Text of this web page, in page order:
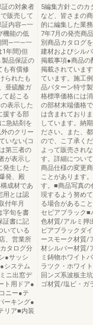
の対象者
販売して
証内容―一
機能の低
間―一―一
1年間)但
製品保証の
も有償修
られたも
亜硫酸ガ
て起こる
表示した
援する部
急結剤を
のクリー
いない(コ
第三者の
が表示し
発生した
発、殿
成材であ
用とは認
付年月
字旬を書
証書に記
いている
、営業所
タログ分
●サッシ
システム
ニ出窓デ
ト用ドア●
ニー●テ
ーキング●
リア■内装
5編集方針このカ
など、皆さまの
的に編集した業
7年7月の発売商
別商品カタログ
建材およびシル
掲載事項●商品の
掲載されていま
ています。施工
品パターン特寸
格標準価格には
の部材末端価格
は含まれており
しています。納
ださい。また、
ので、こ了承く
よって販売され
す。詳細につい
商品仕様の変更
ことがあります
す。■商品写真の
現するよう努め
る場合があるこ
セビアブラック
色材質/アルミ押
ピアブラックダ
ースモーク材質/
材シルバー材質/
ミ鋳物ホワイト
ラツク・ホワイ
回ンズ系波
ゴ材質/塩ビ・ガ